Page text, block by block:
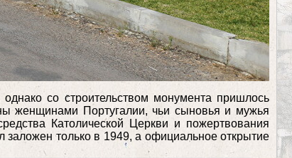
со строительством монумента пришлось
женщинами Португалии, чьи сыновья и мужья
Католической Церкви и пожертвования
только в 1949, а официальное открытие